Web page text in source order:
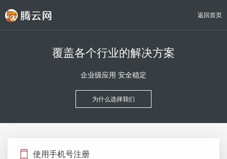
返回首页
覆盖各个行业的解决方案
企业级应用 安全稳定
为什么选择我们
使用手机号注册